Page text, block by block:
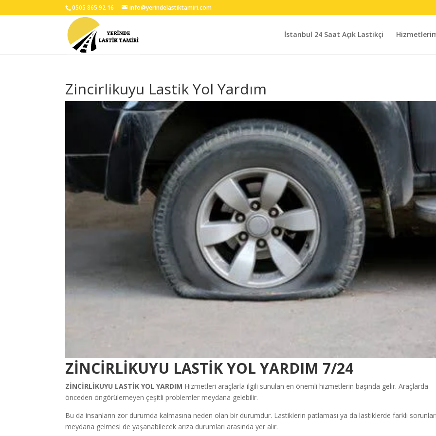
0505 865 92 16 info@yerindelastiktamiri.com
İstanbul 24 Saat Açık Lastikçi
Zincirlikuyu Lastik Yol Yardım
ZİNCİRLİKUYU LASTİK YOL YARDIM 7/24
ZİNCİRLİKUYU LASTİK YOL YARDIM Hizmetleri araçlarla ilgili sunulan en önemli hizmetlerin başında gelir. Araçlarda
önceden öngörülemeyen çeşitli problemler meydana gelebilir.
Bu da insanların zor durumda kalmasına neden olan bir durumdur. Lastiklerin patlaması ya da lastiklerde farklı
meydana gelmesi de yaşanabilecek arıza durumları arasında yer alır.